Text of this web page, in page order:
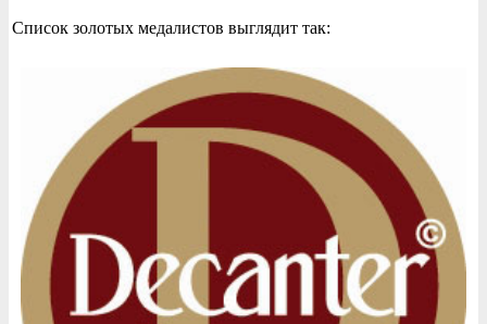
Список золотых медалистов выглядит так: